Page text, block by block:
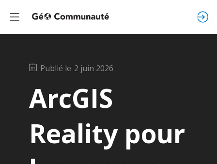
Publié le 2 juin 2026
ArcGIS
Reality pour